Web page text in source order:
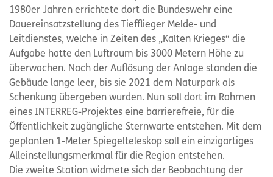
1980er Jahren errichtete dort die Bundeswehr eine
Dauereinsatzstellung des Tiefflieger Melde- und
Leitdienstes, welche in Zeiten des „Kalten Krieges“ die
Aufgabe hatte den Luftraum bis 3000 Metern Höhe zu
überwachen. Nach der Auflösung der Anlage standen die
Gebäude lange leer, bis sie 2021 dem Naturpark als
Schenkung übergeben wurden. Nun soll dort im Rahmen
eines INTERREG-Projektes eine barrierefreie, für die
Öffentlichkeit zugängliche Sternwarte entstehen. Mit dem
geplanten 1-Meter Spiegelteleskop soll ein einzigartiges
Alleinstellungsmerkmal für die Region entstehen.
Die zweite Station widmete sich der Beobachtung der